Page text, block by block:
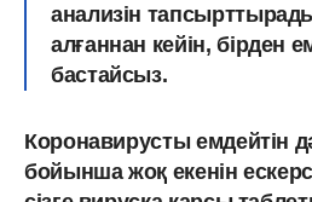
анализін
алғаннан кейін, бірден
бастайсыз.
Коронавирусты емдейтін
бойынша жоқ екенін